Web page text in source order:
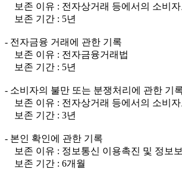
보존 이유 : 전자상거래 등에서의 소비
보존 기간 : 5년
- 전자금융 거래에 관한 기록
보존 이유 : 전자금융거래법
보존 기간 : 5년
- 소비자의 불만 또는 분쟁처리에 관한 기
보존 이유 : 전자상거래 등에서의 소비
보존 기간 : 3년
- 본인 확인에 관한 기록
보존 이유 : 정보통신 이용촉진 및 정보
보존 기간 : 6개월